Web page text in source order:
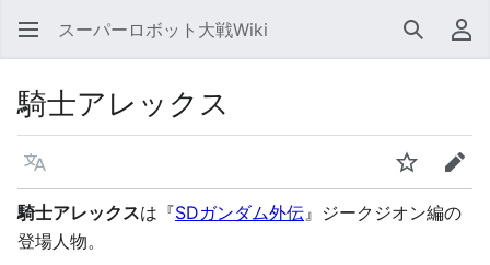
スーパーロボット大戦Wiki 検索 利
騎士アレックス
言語 ウォッチ編集
騎士アレックスは『SDガンダム外伝』ジークジオン編の
登場人物。